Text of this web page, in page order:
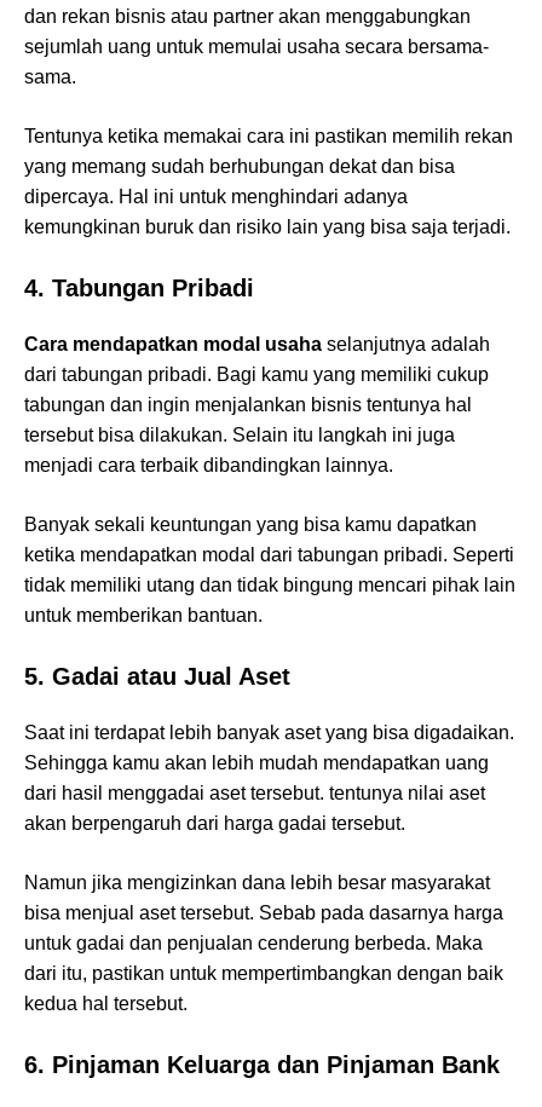
dan rekan bisnis atau partner akan menggabungkan
sejumlah uang untuk memulai usaha secara bersama-
sama.
Tentunya ketika memakai cara ini pastikan memilih rekan
yang memang sudah berhubungan dekat dan bisa
dipercaya. Hal ini untuk menghindari adanya
kemungkinan buruk dan risiko lain yang bisa saja terjadi.
4. Tabungan Pribadi
Cara mendapatkan modal usaha selanjutnya adalah
dari tabungan pribadi. Bagi kamu yang memiliki cukup
tabungan dan ingin menjalankan bisnis tentunya hal
tersebut bisa dilakukan. Selain itu langkah ini juga
menjadi cara terbaik dibandingkan lainnya.
Banyak sekali keuntungan yang bisa kamu dapatkan
ketika mendapatkan modal dari tabungan pribadi. Seperti
tidak memiliki utang dan tidak bingung mencari pihak lain
untuk memberikan bantuan.
5. Gadai atau Jual Aset
Saat ini terdapat lebih banyak aset yang bisa digadaikan.
Sehingga kamu akan lebih mudah mendapatkan uang
dari hasil menggadai aset tersebut. tentunya nilai aset
akan berpengaruh dari harga gadai tersebut.
Namun jika mengizinkan dana lebih besar masyarakat
bisa menjual aset tersebut. Sebab pada dasarnya harga
untuk gadai dan penjualan cenderung berbeda. Maka
dari itu, pastikan untuk mempertimbangkan dengan baik
kedua hal tersebut.
6. Pinjaman Keluarga dan Pinjaman Bank